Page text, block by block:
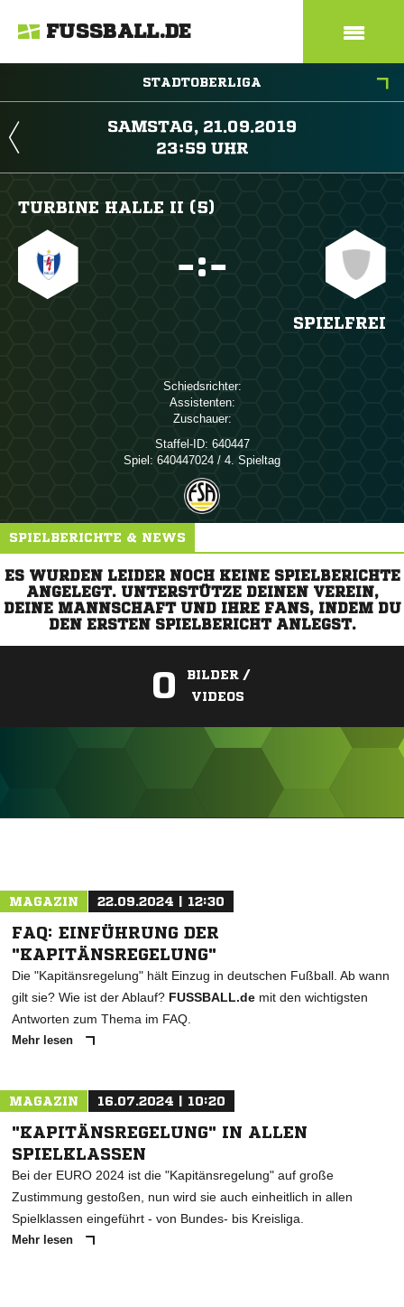
FUSSBALL.DE
STADTOBERLIGA
 
 
TURBINE HALLE II (5)
:
SPIELFREI
Schiedsrichter:
Assistenten:
Zuschauer:
Staffel-ID: 640447
Spiel: 640447024 / 4. Spieltag
SPIELBERICHTE & NEWS
ES WURDEN LEIDER NOCH KEINE SPIELBERICHTE
ANGELEGT. UNTERSTÜTZE DEINEN VEREIN,
DEINE MANNSCHAFT UND IHRE FANS, INDEM DU
DEN ERSTEN SPIELBERICHT ANLEGST.
0
BILDER /
VIDEOS
MAGAZIN 22.09.2024 | 12:30
FAQ: EINFÜHRUNG DER
"KAPITÄNSREGELUNG"
Die "Kapitänsregelung" hält Einzug in deutschen Fußball. Ab wann
gilt sie? Wie ist der Ablauf? FUSSBALL.de mit den wichtigsten
Antworten zum Thema im FAQ.
Mehr lesen
MAGAZIN 16.07.2024 | 10:20
"KAPITÄNSREGELUNG" IN ALLEN
SPIELKLASSEN
Bei der EURO 2024 ist die "Kapitänsregelung" auf große
Zustimmung gestoßen, nun wird sie auch einheitlich in allen
Spielklassen eingeführt - von Bundes- bis Kreisliga.
Mehr lesen